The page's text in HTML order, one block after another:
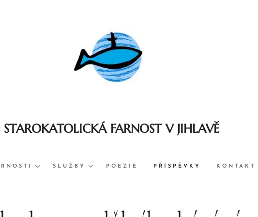
STAROKATOLICKÁ FARNOST V JIHLAVĚ
SLUŽBY POEZIE PŘÍSPĚVKY KONTAKT